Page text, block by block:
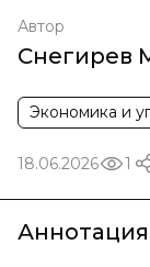
Автор
Снегирев
Экономика и
18.06.2026 1
Аннотация